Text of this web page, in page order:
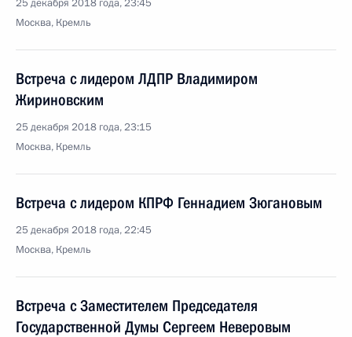
25 декабря 2018 года, 23:45
Москва, Кремль
Встреча с лидером ЛДПР Владимиром
Жириновским
25 декабря 2018 года, 23:15
Москва, Кремль
Встреча с лидером КПРФ Геннадием Зюгановым
25 декабря 2018 года, 22:45
Москва, Кремль
Встреча с Заместителем Председателя
Государственной Думы Сергеем Неверовым